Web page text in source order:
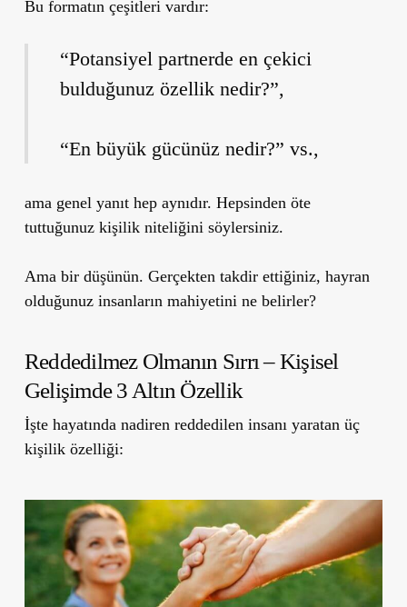
Bu formatın çeşitleri vardır:
“Potansiyel partnerde en çekici
bulduğunuz özellik nedir?”,
“En büyük gücünüz nedir?” vs.,
ama genel yanıt hep aynıdır. Hepsinden öte
tuttuğunuz kişilik niteliğini söylersiniz.
Ama bir düşünün. Gerçekten takdir ettiğiniz, hayran
olduğunuz insanların mahiyetini ne belirler?
Reddedilmez Olmanın Sırrı – Kişisel
Gelişimde 3 Altın Özellik
İşte hayatında nadiren reddedilen insanı yaratan üç
kişilik özelliği: